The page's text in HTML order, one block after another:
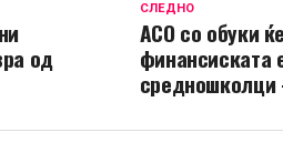
СЛЕДНО
АСО со обуки
финансиската
средношколци
од